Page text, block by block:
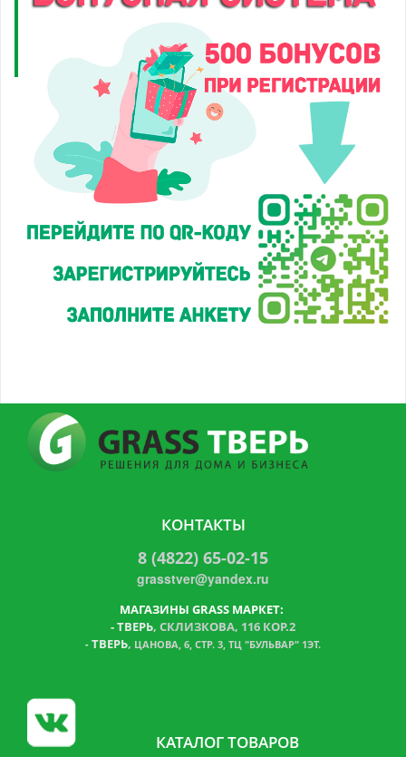
КОНТАКТЫ
8 (4822) 65-02-15
grasstver@yandex.ru
МАГАЗИНЫ GRASS МАРКЕТ:
-ТВЕРЬ, СКЛИЗКОВА, 116 КОР.2
- ТВЕРЬ, ЦАНОВА, 6, СТР. 3, ТЦ "БУЛЬВАР" 1ЭТ.
КАТАЛОГ ТОВАРОВ